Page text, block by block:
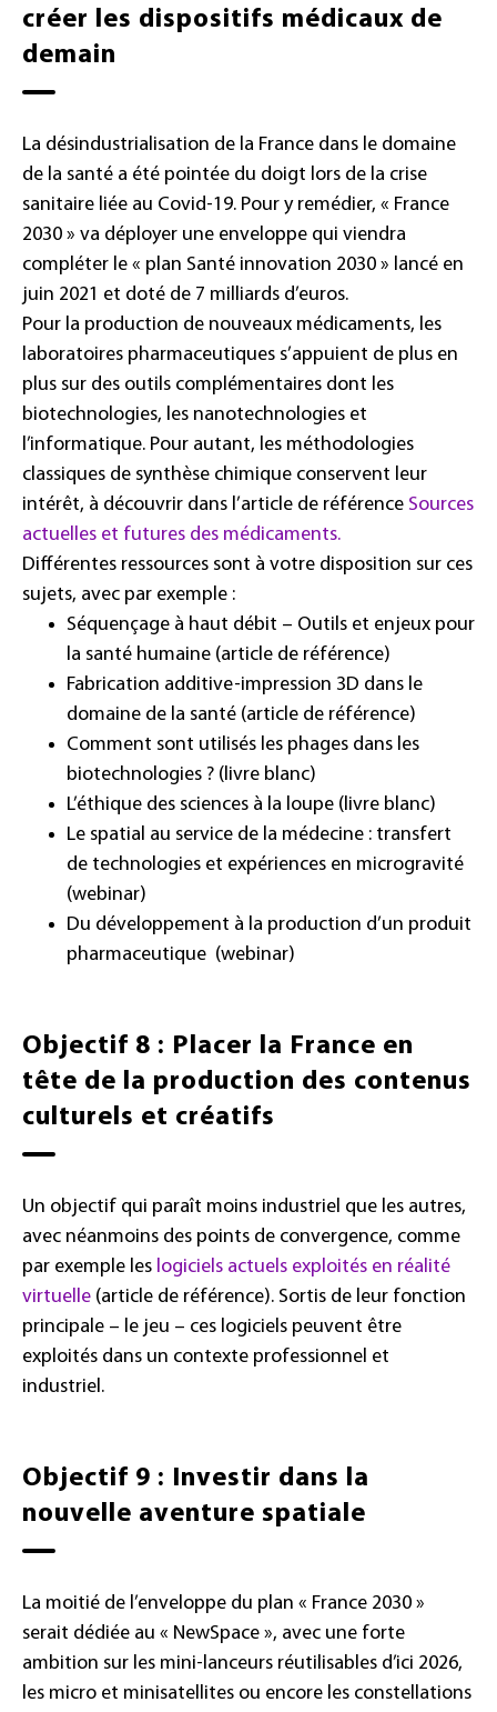
créer les dispositifs médicaux de
demain
La désindustrialisation de la France dans le domaine
de la santé a été pointée du doigt lors de la crise
sanitaire liée au Covid-19. Pour y remédier, « France
2030 » va déployer une enveloppe qui viendra
compléter le « plan Santé innovation 2030 » lancé en
juin 2021 et doté de 7 milliards d’euros.
Pour la production de nouveaux médicaments, les
laboratoires pharmaceutiques s’appuient de plus en
plus sur des outils complémentaires dont les
biotechnologies, les nanotechnologies et
l’informatique. Pour autant, les méthodologies
classiques de synthèse chimique conservent leur
intérêt, à découvrir dans l’article de référence Sources
actuelles et futures des médicaments.
Différentes ressources sont à votre disposition sur ces
sujets, avec par exemple :
Séquençage à haut débit – Outils et enjeux pour
la santé humaine (article de référence)
Fabrication additive-impression 3D dans le
domaine de la santé (article de référence)
Comment sont utilisés les phages dans les
biotechnologies ? (livre blanc)
L’éthique des sciences à la loupe (livre blanc)
Le spatial au service de la médecine : transfert
de technologies et expériences en microgravité
(webinar)
Du développement à la production d’un produit
pharmaceutique (webinar)
Objectif 8 : Placer la France en
tête de la production des contenus
culturels et créatifs
Un objectif qui paraît moins industriel que les autres,
avec néanmoins des points de convergence, comme
par exemple les logiciels actuels exploités en réalité
virtuelle (article de référence). Sortis de leur fonction
principale – le jeu – ces logiciels peuvent être
exploités dans un contexte professionnel et
industriel.
Objectif 9 : Investir dans la
nouvelle aventure spatiale
La moitié de l’enveloppe du plan « France 2030 »
serait dédiée au « NewSpace », avec une forte
ambition sur les mini-lanceurs réutilisables d’ici 2026,
les micro et minisatellites ou encore les constellations